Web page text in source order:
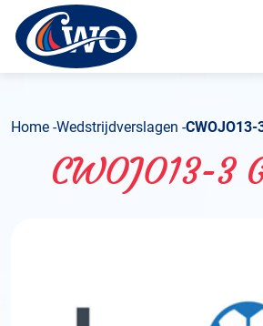
Home Wedstrijdverslagen CWOJO13-
CWOJO13-3